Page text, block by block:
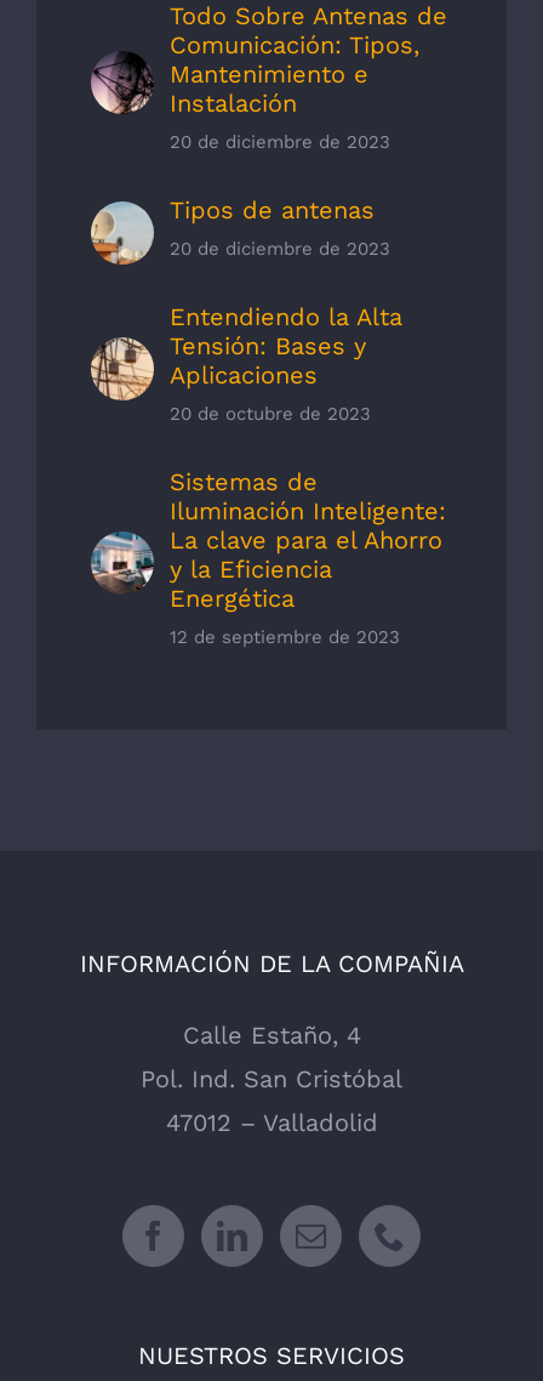
Todo Sobre Antenas de
Comunicación: Tipos,
Mantenimiento e
Instalación
20 de diciembre de 2023
Tipos de antenas
20 de diciembre de 2023
Entendiendo la Alta
Tensión: Bases y
Aplicaciones
20 de octubre de 2023
Sistemas de
Iluminación Inteligente:
La clave para el Ahorro
y la Eficiencia
Energética
12 de septiembre de 2023
INFORMACIÓN DE LA COMPAÑIA
Calle Estaño, 4
Pol. Ind. San Cristóbal
47012 – Valladolid
NUESTROS SERVICIOS